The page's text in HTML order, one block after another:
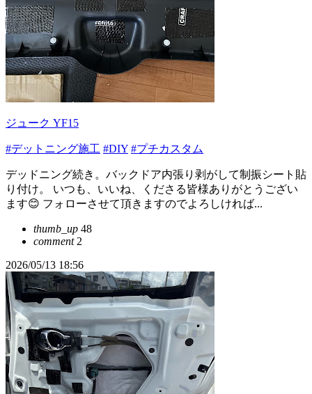
ジューク YF15
#デットニング施工 #DIY #プチカスタム
デッドニング続き。バックドア内張り剥がして制振シート貼
り付け。 いつも、いいね、くださる皆様ありがとうござい
ます😊 フォローさせて頂きますのでよろしければ...
thumb_up 48
comment2
2026/05/13 18:56